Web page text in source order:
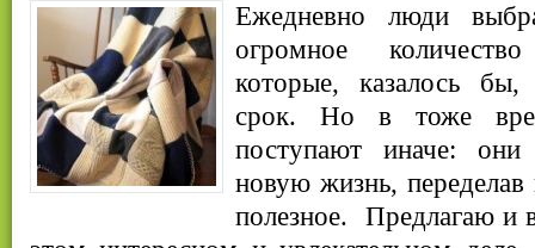
Ежедневно люди
огромное
которые, казалось
срок. Но в тоже
поступают иначе:
новую жизнь,
полезное. Предлагаю и